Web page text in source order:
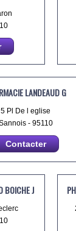
LANDEAUD G
5 Pl De l eglise
- 95110
Contacter
BOICHE J